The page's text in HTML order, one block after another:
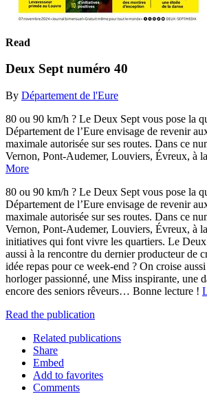
Read
Deux Sept numéro 40
By Département de l'Eure
80 ou 90 km/h ? Le Deux Sept vous pose la
Département de l’Eure envisage de revenir
maximale autorisée sur ses routes. Dans ce
Vernon, Pont-Audemer, Louviers, Évreux, à
More
80 ou 90 km/h ? Le Deux Sept vous pose la
Département de l’Eure envisage de revenir
maximale autorisée sur ses routes. Dans ce
Vernon, Pont-Audemer, Louviers, Évreux, à
initiatives qui font vivre les quartiers. Le
aussi à la rencontre du dernier producteur de
idée repas pour ce week-end ? On croise
horloger passionné, une Miss inspirante, une
encore des seniors rêveurs… Bonne lecture !
Read the publication
Related publications
Share
Embed
Add to favorites
Comments